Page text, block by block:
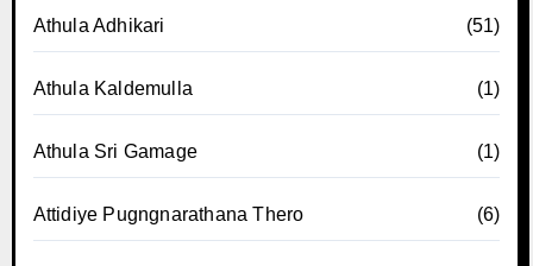
Athula Adhikari (51)
Athula Kaldemulla (1)
Athula Sri Gamage (1)
Attidiye Pugngnarathana Thero (6)